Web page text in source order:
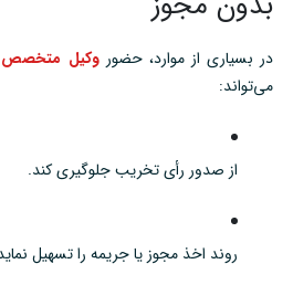
در بسیاری از موارد، حضوروکیل متخصص
می‌تواند:
از صدور رأی تخریب جلوگیری کند.
روند اخذ مجوز یا جریمه را تسهیل